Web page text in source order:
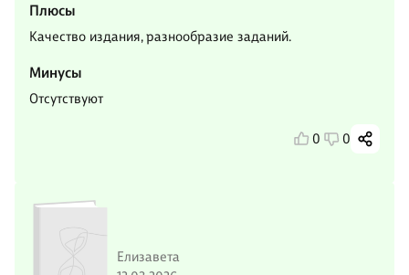
Плюсы
Качество издания, разнообразие заданий.
Минусы
Отсутствуют
0 0
Елизавета